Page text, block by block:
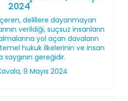
2024
delillere dayanmayan
verildiği, suçsuz insanların
yol açan davaların
hukuk ilkelerinin ve insan
saygının gereğidir.
9 Mayıs 2024